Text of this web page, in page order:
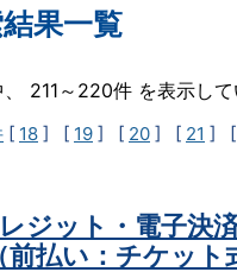
果一覧
211～220件 を表示して
[ 18 ] [ 19 ] [ 20 ] [ 21 ]
レジット・電子決
前払い：チケット